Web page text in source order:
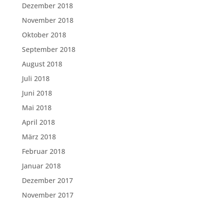
Dezember 2018
November 2018
Oktober 2018
September 2018
August 2018
Juli 2018
Juni 2018
Mai 2018
April 2018
März 2018
Februar 2018
Januar 2018
Dezember 2017
November 2017